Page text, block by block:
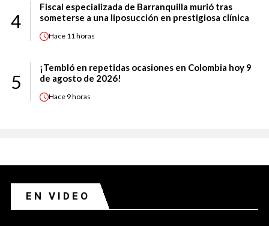
4
Fiscal especializada de Barranquilla murió tras
someterse a una liposucción en prestigiosa clínica
Hace 11 horas
5
¡Tembló en repetidas ocasiones en Colombia hoy 9
de agosto de 2026!
Hace 9 horas
EN VIDEO